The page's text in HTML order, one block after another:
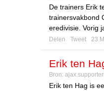
De trainers Erik
trainersvakbond
eredivisie. Vorig
Delen Tweet 23
Erik ten
Bron:
Erik ten Hag is